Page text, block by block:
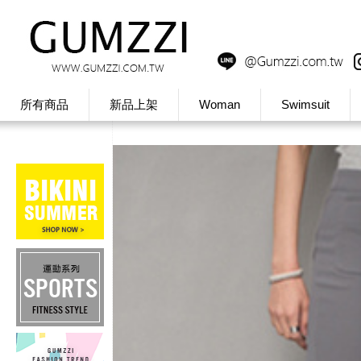
所有商品 新品上架 Woman Swimsuit